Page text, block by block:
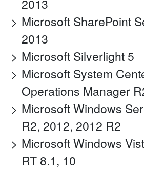
2013
Microsoft SharePoint
2013
Microsoft Silverlight 5
Microsoft System
Operations Manager
Microsoft Windows
R2, 2012, 2012 R2
Microsoft Windows
RT 8.1, 10